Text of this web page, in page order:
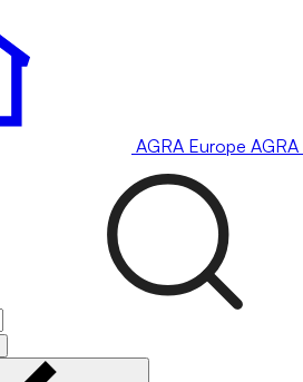
AGRA Europe AGRA